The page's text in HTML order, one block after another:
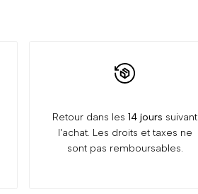
Retour dans les14 jours suivant
l'achat. Les droits et taxes ne
sont pas remboursables.